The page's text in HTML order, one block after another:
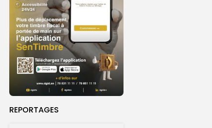
REPORTAGES